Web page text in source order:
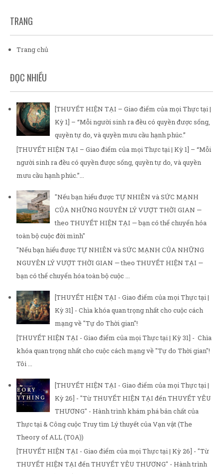
TRANG
Trang chủ
ĐỌC NHIỀU
[THUYẾT HIỆN TẠI – Giao điểm của mọi Thực tại |
Kỳ 1] – “Mỗi người sinh ra đều có quyền được sống,
quyền tự do, và quyền mưu cầu hạnh phúc.”
[THUYẾT HIỆN TẠI – Giao điểm của mọi Thực tại | Kỳ 1] – “Mỗi
người sinh ra đều có quyền được sống, quyền tự do, và quyền
mưu cầu hạnh phúc.”...
"Nếu bạn hiểu được TỰ NHIÊN và SỨC MẠNH
CỦA NHỮNG NGUYÊN LÝ VƯỢT THỜI GIAN —
theo THUYẾT HIỆN TẠI — bạn có thể chuyển hóa
toàn bộ cuộc đời mình"
"Nếu bạn hiểu được TỰ NHIÊN và SỨC MẠNH CỦA NHỮNG
NGUYÊN LÝ VƯỢT THỜI GIAN — theo THUYẾT HIỆN TẠI —
bạn có thể chuyển hóa toàn bộ cuộc ...
[THUYẾT HIỆN TẠI - Giao điểm của mọi Thực tại |
Kỳ 31] - Chìa khóa quan trọng nhất cho cuộc cách
mạng về "Tự do Thời gian"!
[THUYẾT HIỆN TẠI - Giao điểm của mọi Thực tại | Kỳ 31] - Chìa
khóa quan trọng nhất cho cuộc cách mạng về "Tự do Thời gian"!
Tôi ...
[THUYẾT HIỆN TẠI - Giao điểm của mọi Thực tại |
Kỳ 26] - "Từ THUYẾT HIỆN TẠI đến THUYẾT YÊU
THƯƠNG" - Hành trình khám phá bản chất của
Thực tại & Công cuộc Truy tìm Lý thuyết của Vạn vật (The
Theory of ALL (TOA))
[THUYẾT HIỆN TẠI - Giao điểm của mọi Thực tại | Kỳ 26] - "Từ
THUYẾT HIỆN TẠI đến THUYẾT YÊU THƯƠNG" - Hành trình